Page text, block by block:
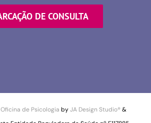
DE CONSULTA
Oficina de Psicologia byJA Design Studio®&